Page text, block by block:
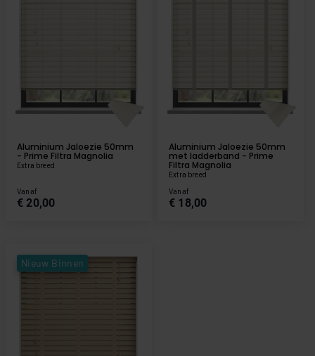
Aluminium Jaloezie 50mm
- Prime Filtra Magnolia
Extra breed
Vanaf
€ 20,00
Aluminium Jaloezie 50mm
met ladderband - Prime
Filtra Magnolia
Extra breed
Vanaf
€ 18,00
Nieuw Binnen